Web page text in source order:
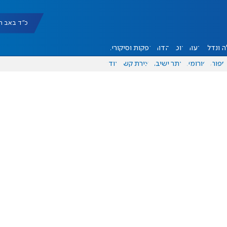
כ"ד באב תשפ"ו
ונדל"ן דעות אוכל יהדות הפקות וסיקורים
ספורט פורומים אתר ישיבה יצירת קשר עוד